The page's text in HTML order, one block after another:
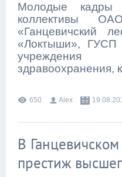
Молодые кадры
коллективы
«Ганцевичский
«Локтыши», ГУСП
здравоохранения,
650 Alex
В
престиж